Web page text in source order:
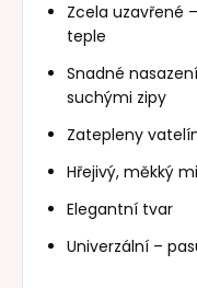
Zcela uzavřené
teple
Snadné
suchými zipy
Zatepleny
Hřejivý, měkký
Elegantní tvar
Univerzální –